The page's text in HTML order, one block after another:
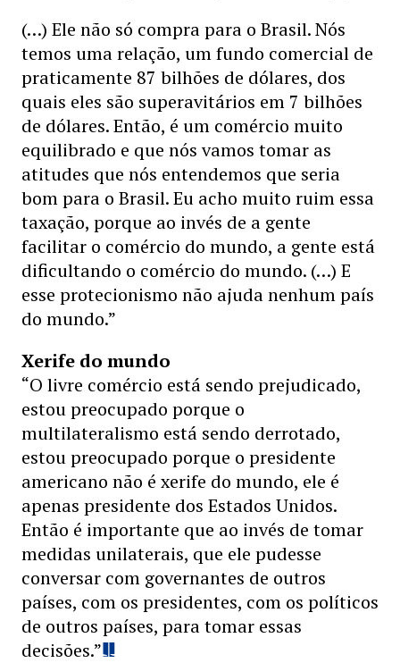
(…) Ele não só compra para o Brasil. Nós
temos uma relação, um fundo comercial de
praticamente 87 bilhões de dólares, dos
quais eles são superavitários em 7 bilhões
de dólares. Então, é um comércio muito
equilibrado e que nós vamos tomar as
atitudes que nós entendemos que seria
bom para o Brasil. Eu acho muito ruim essa
taxação, porque ao invés de a gente
facilitar o comércio do mundo, a gente está
dificultando o comércio do mundo. (…) E
esse protecionismo não ajuda nenhum país
do mundo.”
Xerife do mundo
“O livre comércio está sendo prejudicado,
estou preocupado porque o
multilateralismo está sendo derrotado,
estou preocupado porque o presidente
americano não é xerife do mundo, ele é
apenas presidente dos Estados Unidos.
Então é importante que ao invés de tomar
medidas unilaterais, que ele pudesse
conversar com governantes de outros
países, com os presidentes, com os políticos
de outros países, para tomar essas
decisões.”